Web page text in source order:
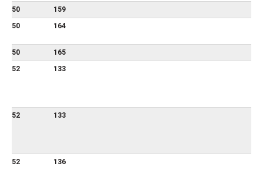
50
159
50
164
50
165
52
133
52 133
52 136